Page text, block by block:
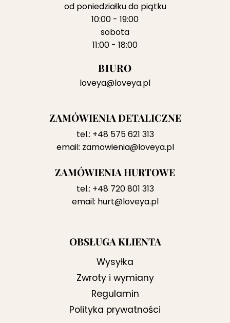
od poniedziałku do piątku
10:00 - 19:00
sobota
11:00 - 18:00
BIURO
loveya@loveya.pl
ZAMÓWIENIA DETALICZNE
tel.: +48 575 621 313
email: zamowienia@loveya.pl
ZAMÓWIENIA HURTOWE
tel.: +48 720 801 313
email: hurt@loveya.pl
OBSŁUGA KLIENTA
Wysyłka
Zwroty i wymiany
Regulamin
Polityka prywatności